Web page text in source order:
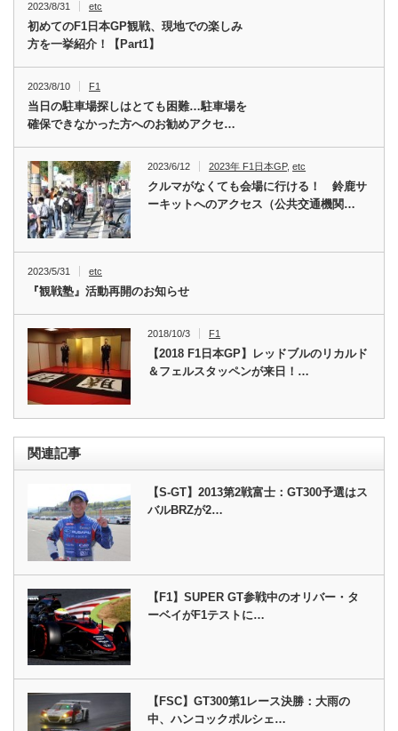
2023/8/31 etc
初めてのF1日本GP観戦、現地での楽しみ
方を一挙紹介！【Part1】
2023/8/10 F1
当日の駐車場探しはとても困難…駐車場を
確保できなかった方へのお勧めアクセ…
2023/6/12 2023年 F1日本GP,etc
クルマがなくても会場に行ける！ 鈴鹿サ
ーキットへのアクセス（公共交通機関…
2023/5/31 etc
『観戦塾』活動再開のお知らせ
2018/10/3 F1
【2018 F1日本GP】レッドブルのリカルド
＆フェルスタッペンが来日！…
関連記事
【S-GT】2013第2戦富士：GT300予選はス
バルBRZが2…
【F1】SUPER GT参戦中のオリバー・タ
ーベイがF1テストに…
【FSC】GT300第1レース決勝：大雨の
中、ハンコックポルシェ…